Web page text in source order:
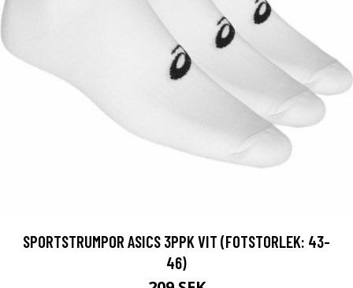
SPORTSTRUMPOR ASICS 3PPK VIT (FOTSTORLEK: 43-
46)